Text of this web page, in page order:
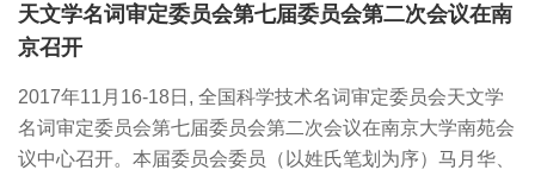
天文学名词审定委员会第七届委员会第二次会议在南
京召开
2017年11月16-18日, 全国科学技术名词审定委员会天文学
名词审定委员会第七届委员会第二次会议在南京大学南苑会
议中心召开。本届委员会委员（以姓氏笔划为序）马月华、